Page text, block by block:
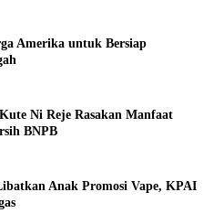
Amerika untuk Bersiap
Ni Reje Rasakan Manfaat
BNPB
Anak Promosi Vape, KPAI